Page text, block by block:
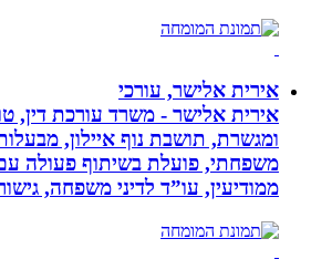
אירית אלישר, עורכי
אירית אלישר - משרד עורכת דין,
ומגשרת, תושבת נוף איילון,
משפחתי, פועלת בשיתוף פעולה עם
ממודיעין, עו”ד לדיני משפחה, גישור